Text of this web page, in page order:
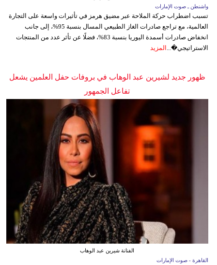
واشنطن ـ صوت الإمارات
تسبب اضطراب حركة الملاحة عبر مضيق هرمز في تأثيرات واسعة على التجارة
العالمية، مع تراجع صادرات الغاز الطبيعي المسال بنسبة 95%، إلى جانب
انخفاض صادرات أسمدة اليوريا بنسبة 83%، فضلًا عن تأثر عدد من المنتجات
الاستراتيجي�...
المزيد
ظهور جديد لشيرين عبد الوهاب في بروفات حفل العلمين يشعل
تفاعل الجمهور
الفنانة شيرين عبد الوهاب
القاهرة - صوت الإمارات